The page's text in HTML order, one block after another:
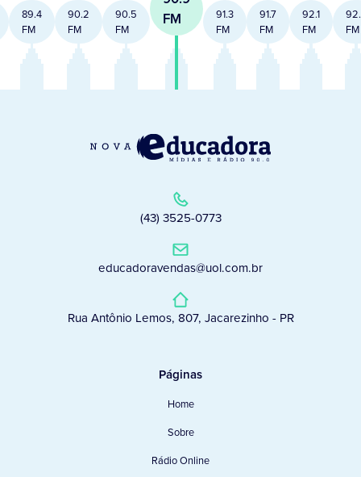
89.4
FM
90.2
FM
90.5
FM
FM
91.3
FM
91.7
FM
92.1
FM
FM
(43) 3525-0773
educadoravendas@uol.com.br
Rua Antônio Lemos, 807, Jacarezinho - PR
Páginas
Home
Sobre
Rádio Online